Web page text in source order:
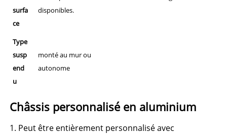
surfa
ce
disponibles.
Type
susp
end
u
monté au mur ou
autonome
Châssis personnalisé en aluminium
1. Peut être entièrement personnalisé avec